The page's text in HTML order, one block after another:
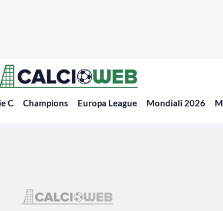
C Champions Europa League Mondiali 2026